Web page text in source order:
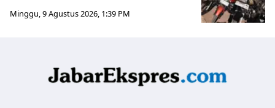
Minggu, 9 Agustus 2026, 1:39 PM